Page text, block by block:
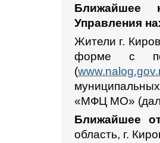
Ближайшее
Управления
Жители г.
форме с
(
«МФЦ МО»
Ближайшее
область, г.